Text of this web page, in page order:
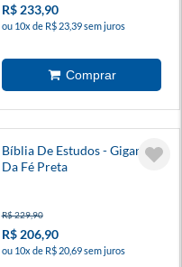
R$ 233,90
ou 10x de R$ 23,39 sem juros
Bíblia De Estudos - Gigantes
Da Fé Preta
R$ 229,90
R$ 206,90
ou 10x de R$ 20,69 sem juros